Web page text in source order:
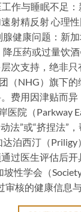
作与睡眠不足
射精反射 心理
健康问题：新
压药或过量饮
次支持，绝非
（NHG）旗下
费用因津贴而
医院（Parkway
法”或“挤捏法”
泊西汀（
过医生评估后
性学会（
审核的健康信